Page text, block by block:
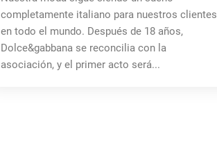
completamente italiano para nuestros clientes
en todo el mundo. Después de 18 años,
Dolce&gabbana se reconcilia con la
asociación, y el primer acto será...